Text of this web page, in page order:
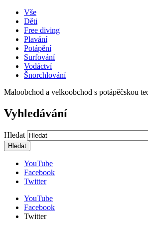
Vše
Děti
Free diving
Plavání
Potápění
Surfování
Vodáctví
Šnorchlování
Maloobchod a velkoobchod s potápěčskou
Vyhledávání
Hledat
YouTube
Facebook
Twitter
YouTube
Facebook
Twitter